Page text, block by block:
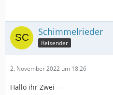
Schimmelrieder
Reisender
2. November 2022 um 18:26
Hallo ihr Zwei —